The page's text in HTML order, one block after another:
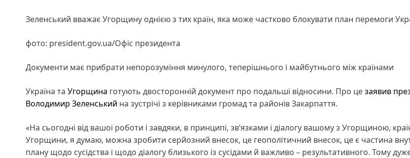
Зеленський вважає Угорщину однією з тих країн, яка може частково блокувати план перемоги
фото: president.gov.ua/Офіс президента
Документи має прибрати непорозуміння минулого, теперішнього і майбутнього між країнами
Україна та Угорщина готують двосторонній документ про подальші відносини. Про цезаявив
Володимир Зеленський на зустрічі з керівниками громад та районів Закарпаття.
«На сьогодні від вашої роботи і завдяки, в принципі, зв’язками і діалогу вашому з Угорщиною,
Угорщини, я думаю, можна зробити серйозний внесок, це геополітичний внесок, це є частина
плану щодо сусідства і щодо діалогу близького із сусідами й важливо – результативного. Тому